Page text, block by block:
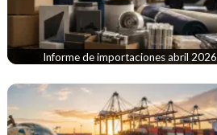
Informe de importaciones abril 2026